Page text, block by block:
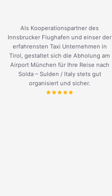
Als Kooperationspartner des
Innsbrucker Flughafen und einser der
erfahrensten Taxi Unternehmen in
Tirol, gestaltet sich die Abholung am
Airport München für Ihre Reise nach
Solda – Sulden / Italy stets gut
organisiert und sicher.